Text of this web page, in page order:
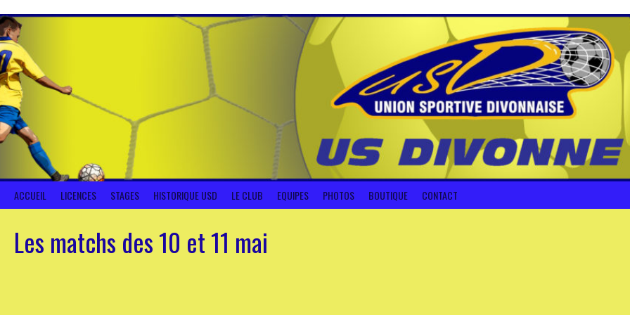
au
contenu
ACCUEIL LICENCES STAGES HISTORIQUE USD LE CLUB EQUIPES PHOTOS BOUTIQUE CONTACT
Les matchs des 10 et 11 mai